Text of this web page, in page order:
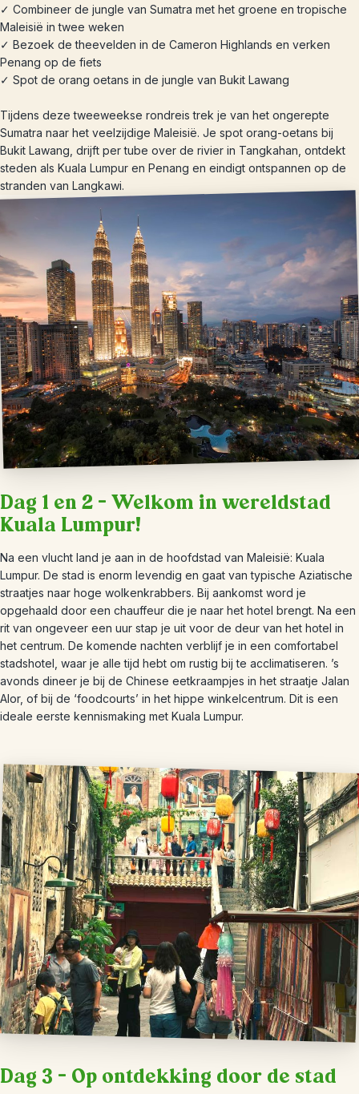
✓ Combineer de jungle van Sumatra met het groene en tropische
Maleisië in twee weken
✓ Bezoek de theevelden in de Cameron Highlands en verken
Penang op de fiets
✓ Spot de orang oetans in de jungle van Bukit Lawang
Tijdens deze tweeweekse rondreis trek je van het ongerepte
Sumatra naar het veelzijdige Maleisië. Je spot orang-oetans bij
Bukit Lawang, drijft per tube over de rivier in Tangkahan, ontdekt
steden als Kuala Lumpur en Penang en eindigt ontspannen op de
stranden van Langkawi.
Dag 1 en 2 – Welkom in wereldstad
Kuala Lumpur!
Na een vlucht land je aan in de hoofdstad van Maleisië: Kuala
Lumpur. De stad is enorm levendig en gaat van typische Aziatische
straatjes naar hoge wolkenkrabbers. Bij aankomst word je
opgehaald door een chauffeur die je naar het hotel brengt. Na een
rit van ongeveer een uur stap je uit voor de deur van het hotel in
het centrum. De komende nachten verblijf je in een comfortabel
stadshotel, waar je alle tijd hebt om rustig bij te acclimatiseren. ’s
avonds dineer je bij de Chinese eetkraampjes in het straatje Jalan
Alor, of bij de ‘foodcourts’ in het hippe winkelcentrum. Dit is een
ideale eerste kennismaking met Kuala Lumpur.
Dag 3 – Op ontdekking door de stad